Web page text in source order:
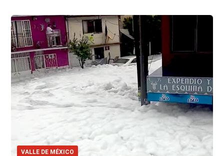
VALLE DE MÉXICO